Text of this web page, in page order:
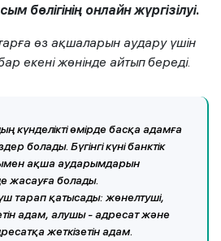
бөлігінің онлайн жүргізілуі.
өз ақшаларын аудару үшін
екені жөнінде айтып береді.
күнделікті өмірде басқа адамға
болады. Бүгінгі күні банктік
ақша аударымдарын
жасауға болады.
тарап қатысады: жөнелтуші,
адам, алушы - адресат және
жеткізетін адам.